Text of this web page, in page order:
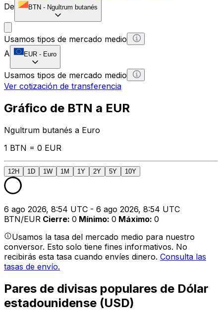
De
BTN - Ngultrum butanés
Usamos tipos de mercado medio
A
EUR - Euro
Usamos tipos de mercado medio
Ver cotización de transferencia
Gráfico de BTN a EUR
Ngultrum butanés a Euro
1 BTN = 0 EUR
12H 1D 1W 1M 1Y 2Y 5Y 10Y
6 ago 2026, 8:54 UTC - 6 ago 2026, 8:54 UTC
BTN/EUR Cierre: 0 Mínimo: 0 Máximo: 0
Usamos la tasa del mercado medio para nuestro
conversor. Esto solo tiene fines informativos. No
recibirás esta tasa cuando envíes dinero. Consulta las
tasas de envío.
Pares de divisas populares de Dólar
estadounidense (USD)